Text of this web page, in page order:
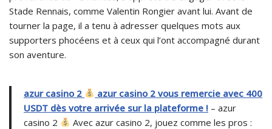
Stade Rennais, comme Valentin Rongier avant lui. Avant de
tourner la page, il a tenu à adresser quelques mots aux
supporters phocéens et à ceux qui l’ont accompagné durant
son aventure.
azur casino 2
azur casino 2 vous remercie avec 400
USDT dès votre arrivée sur la plateforme ! – azur
casino 2
Avec azur casino 2, jouez comme les pros :